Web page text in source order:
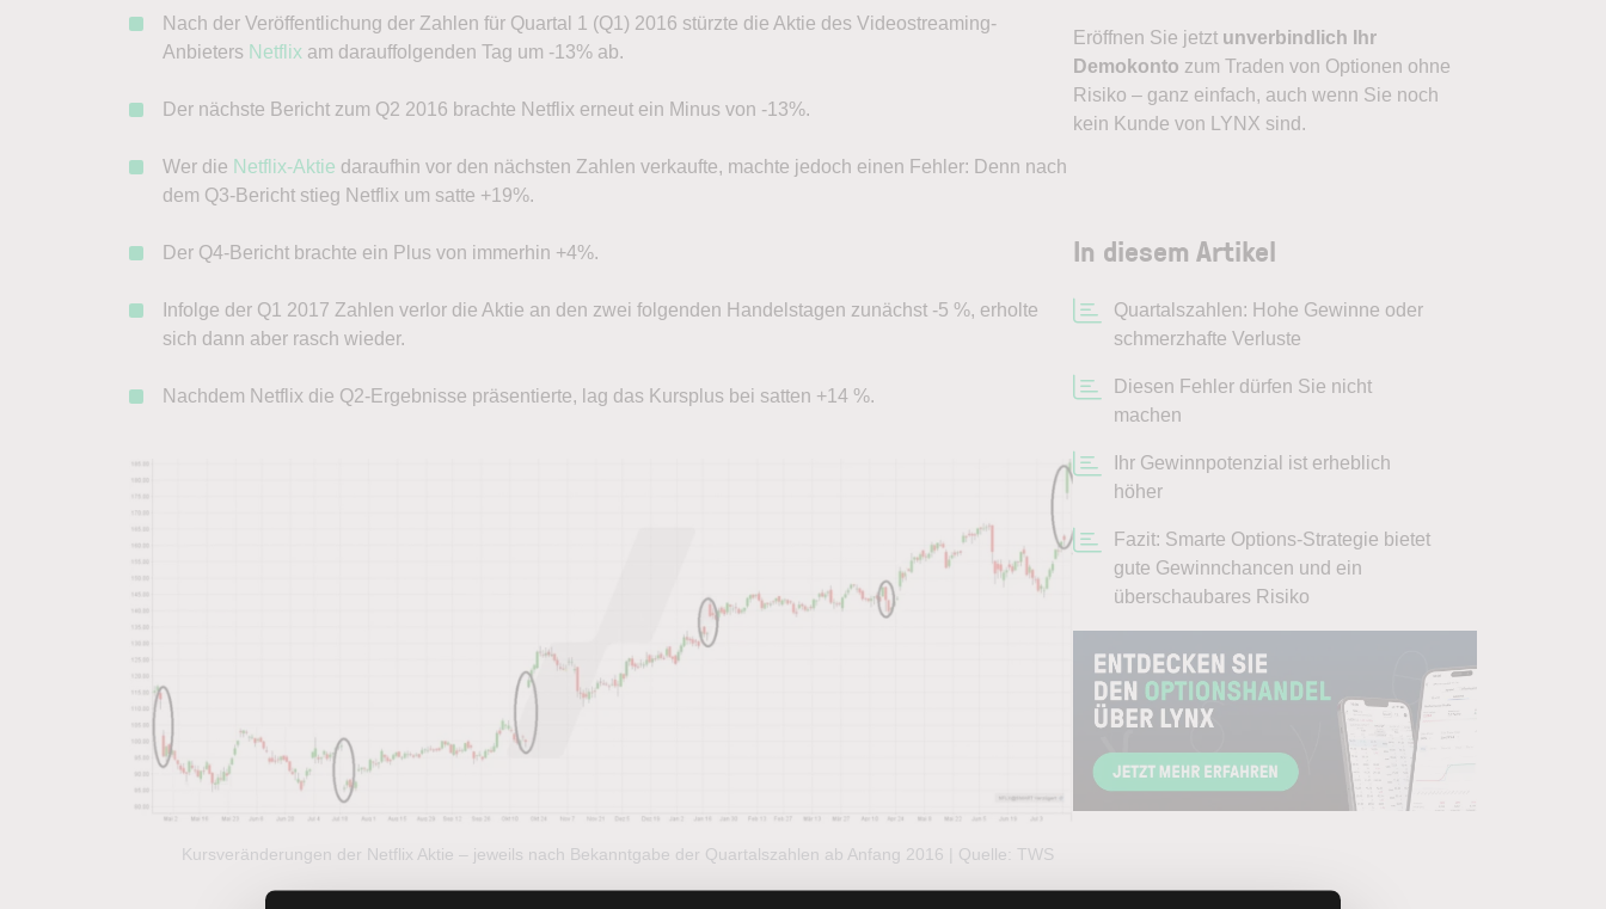
Nach der Veröffentlichung der Zahlen für Quartal 1 (Q1) 2016 stürzte die Aktie des Videostreaming-
Anbieters Netflix am darauffolgenden Tag um -13% ab.
Der nächste Bericht zum Q2 2016 brachte Netflix erneut ein Minus von -13%.
Wer die Netflix-Aktie daraufhin vor den nächsten Zahlen verkaufte, machte jedoch einen Fehler: Denn nach
dem Q3-Bericht stieg Netflix um satte +19%.
Der Q4-Bericht brachte ein Plus von immerhin +4%.
Infolge der Q1 2017 Zahlen verlor die Aktie an den zwei folgenden Handelstagen zunächst -5 %, erholte
sich dann aber rasch wieder.
Nachdem Netflix die Q2-Ergebnisse präsentierte, lag das Kursplus bei satten +14 %.
Kursveränderungen der Netflix Aktie – jeweils nach Bekanntgabe der Quartalszahlen ab Anfang 2016 | Quelle: TWS
Eröffnen Sie jetzt unverbindlich
Ihr
Demokonto zum Traden von Optionen ohne
Risiko – ganz einfach, auch wenn Sie noch
kein Kunde von LYNX sind.
In diesem Artikel
Quartalszahlen: Hohe Gewinne oder
schmerzhafte Verluste
Diesen Fehler dürfen Sie nicht
machen
Ihr Gewinnpotenzial ist erheblich
höher
Fazit: Smarte Options-Strategie bietet
gute Gewinnchancen und ein
überschaubares Risiko